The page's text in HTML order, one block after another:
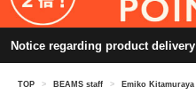
Notice regarding product delivery
TOP > BEAMS staff > Emiko Kitamuraya